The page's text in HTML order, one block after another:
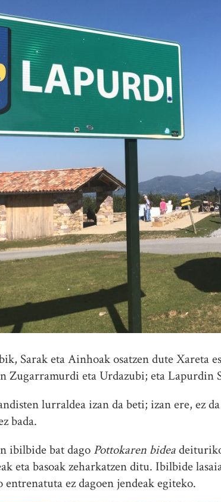
Sarak eta Ainhoak osatzen dute Xareta
Zugarramurdi eta Urdazubi; eta Lapurdin
lurraldea izan da beti; izan ere, ez
bada.
ibilbide bat dago Pottokaren bidea
eta basoak zeharkatzen ditu. Ibilbide
ez dagoen jendeak egiteko.